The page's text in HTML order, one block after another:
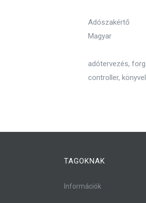
Adószakértő
Magyar
adótervezés,
controller,
TAGOKNAK
Információk